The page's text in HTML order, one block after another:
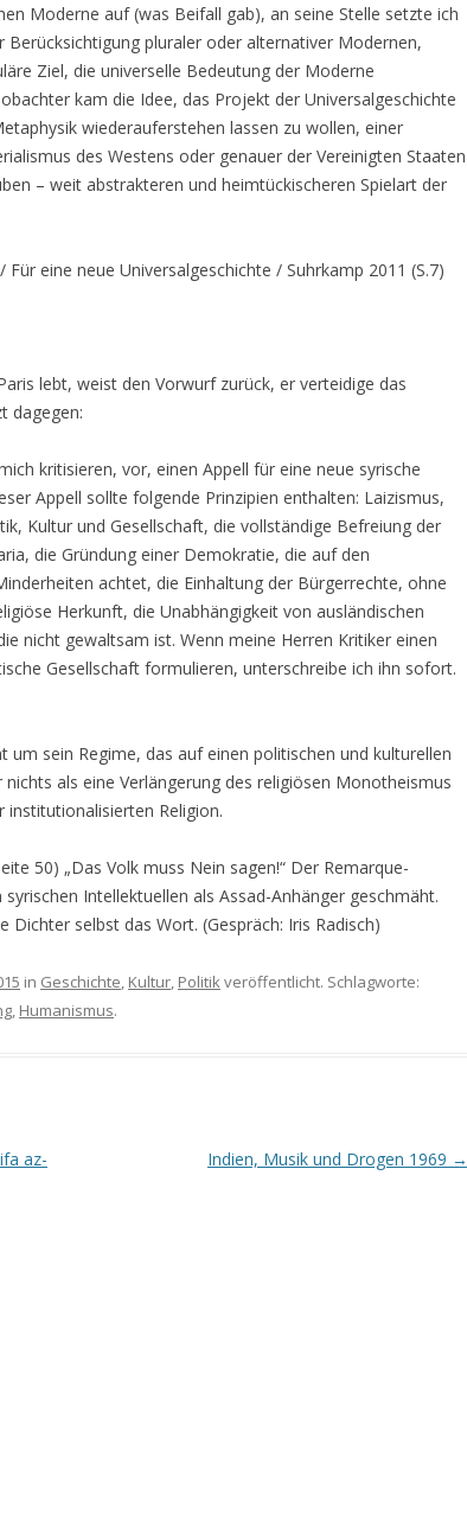
Moderne auf (was Beifall gab), an seine Stelle setzte ich
Berücksichtigung pluraler oder alternativer Modernen,
Ziel, die universelle Bedeutung der Moderne
kam die Idee, das Projekt der Universalgeschichte
wiederauferstehen lassen zu wollen, einer
des Westens oder genauer der Vereinigten Staaten
– weit abstrakteren und heimtückischeren Spielart der
eine neue Universalgeschichte / Suhrkamp 2011 (S.7)
lebt, weist den Vorwurf zurück, er verteidige das
dagegen:
kritisieren, vor, einen Appell für eine neue syrische
Appell sollte folgende Prinzipien enthalten: Laizismus,
Kultur und Gesellschaft, die vollständige Befreiung der
die Gründung einer Demokratie, die auf den
achtet, die Einhaltung der Bürgerrechte, ohne
Herkunft, die Unabhängigkeit von ausländischen
nicht gewaltsam ist. Wenn meine Herren Kritiker einen
Gesellschaft formulieren, unterschreibe ich ihn sofort.
um sein Regime, das auf einen politischen und kulturellen
als eine Verlängerung des religiösen Monotheismus
institutionalisierten Religion.
50) „Das Volk muss Nein sagen!“ Der Remarque-
Intellektuellen als Assad-Anhänger geschmäht.
Dichter selbst das Wort. (Gespräch: Iris Radisch)
in Geschichte, Kultur, Politikveröffentlicht. Schlagworte:
, Humanismus.
az-
Indien, Musik und Drogen 1969 →